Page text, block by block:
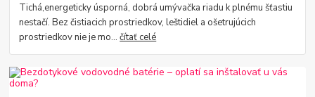
Tichá,energeticky úsporná, dobrá umývačka riadu k plnému šťastiu
nestačí. Bez čistiacich prostriedkov, leštidiel a ošetrujúcich
prostriedkov nie je mo...čítať celé